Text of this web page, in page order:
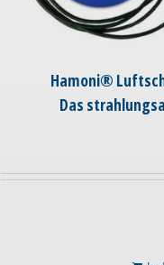
Hamoni®
Das